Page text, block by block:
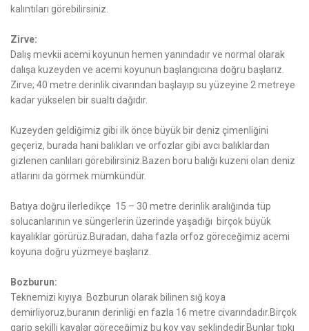
kalıntıları görebilirsiniz.
Zirve:
Dalış mevkii acemi koyunun hemen yanındadır ve normal olarak
dalışa kuzeyden ve acemi koyunun başlangıcına doğru başlarız.
Zirve; 40 metre derinlik civarından başlayıp su yüzeyine 2 metreye
kadar yükselen bir sualtı dağıdır.
Kuzeyden geldiğimiz gibi ilk önce büyük bir deniz çimenliğini
geçeriz, burada hani balıkları ve orfozlar gibi avcı balıklardan
gizlenen canlıları görebilirsiniz.Bazen boru balığı kuzeni olan deniz
atlarını da görmek mümkündür.
Batıya doğru ilerledikçe 15 – 30 metre derinlik aralığında tüp
solucanlarının ve süngerlerin üzerinde yaşadığı birçok büyük
kayalıklar görürüz.Buradan, daha fazla orfoz göreceğimiz acemi
koyuna doğru yüzmeye başlarız.
Bozburun:
Teknemizi kıyıya Bozburun olarak bilinen sığ koya
demirliyoruz,buranın derinliği en fazla 16 metre civarındadır.Birçok
garip şekilli kayalar göreceğimiz bu koy yay şeklindedir.Bunlar tıpkı